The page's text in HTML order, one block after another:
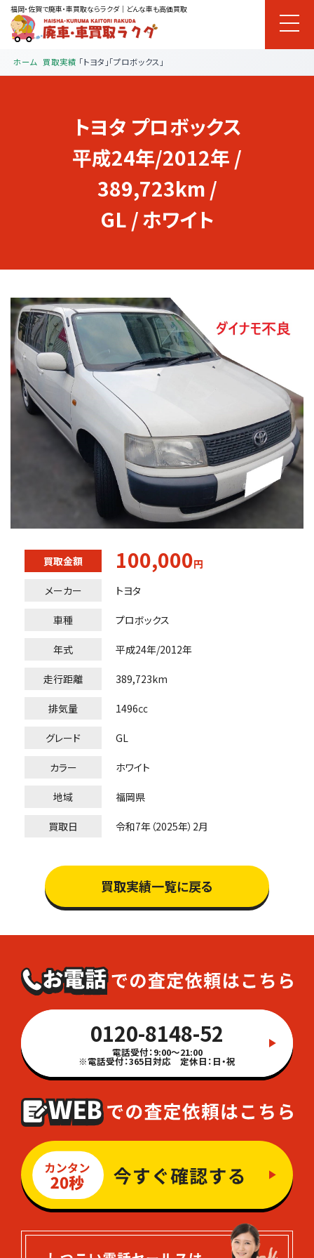
福岡・佐賀で廃車・車買取ならラクダ｜どんな車も高価買取
ホーム 買取実績 「トヨタ」「プロボックス」
トヨタ プロボックス
平成24年/2012年 /
389,723km /
GL / ホワイト
買取金額 100,000円
メーカー
トヨタ
車種 プロボックス
年式 平成24年/2012年
走行距離 389,723km
排気量 1496㏄
グレード GL
カラー ホワイト
地域 福岡県
買取日 令和7年（2025年）2月
買取実績一覧に戻る
0120-8148-52
電話受付：9:00～21:00
※電話受付：365日対応 定休日：日・祝